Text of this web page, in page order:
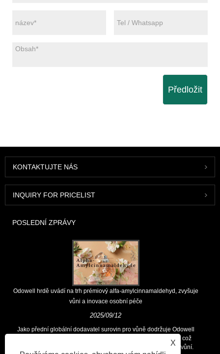
Předložit
KONTAKTUJTE NÁS
INQUIRY FOR PRICELIST
POSLEDNÍ ZPRÁVY
Odowell hrdě uvádí na trh prémiový alfa-amylcinnamaldehyd, zvyšuje
vůni a inovace osobní péče
2025/09/12
Jako přední globální dodavatel surovin pro vůně dodržuje Odowell
hlavní filozofii „zaměřených na inovace zaměřené na kvalitu, což
zákazníkům po celém světě trvale poskytuje vynikající řešení vůní.
X